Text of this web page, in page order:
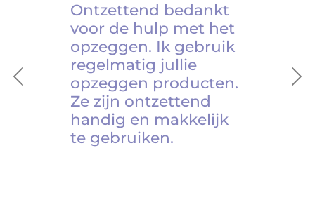
Previous
Ontzettend bedankt
voor de hulp met het
opzeggen. Ik gebruik
regelmatig jullie
opzeggen producten.
Ze zijn ontzettend
handig en makkelijk
te gebruiken.